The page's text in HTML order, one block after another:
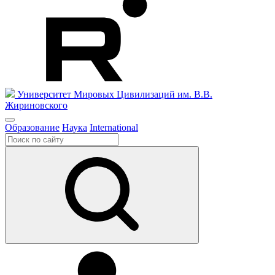
Университет Мировых Цивилизаций им. В.В.
Жириновского
Образование Наука International